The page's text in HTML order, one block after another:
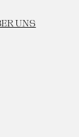
UNS